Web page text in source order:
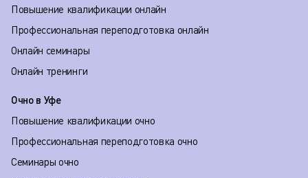
Повышение квалификации онлайн
Профессиональная переподготовка онлайн
Онлайн семинары
Онлайн тренинги
Очно в Уфе
Повышение квалификации очно
Профессиональная переподготовка очно
Семинары очно